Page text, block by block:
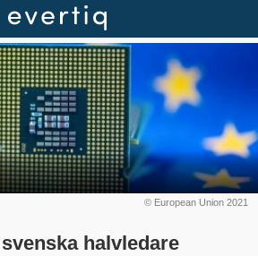
© European Union 2021
halvledare